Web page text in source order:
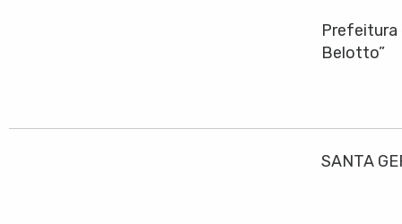
Prefeitura
Belotto”
SANTA